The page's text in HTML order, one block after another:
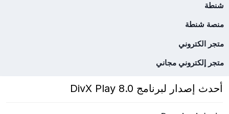
شنطة
منصة شنطة
متجر الكتروني
متجر إلكتروني مجاني
أحدث إصدار لبرنامج DivX Play 8.0